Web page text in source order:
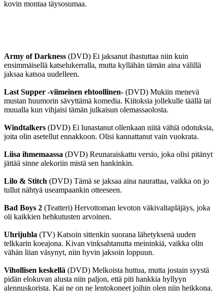
kovin montaa täysosumaa.
Army of Darkness (DVD) Ei jaksanut ihastuttaa niin kuin
ensimmäisellä katselukerralla, mutta kyllähän tämän aina välillä
jaksaa katsoa uudelleen.
Last Supper ‑viimeinen ehtoollinen- (DVD) Mukiin menevä
mustan huumorin sävyttämä komedia. Kiitoksia jollekulle täällä tai
muualla kun vihjaisi tämän julkaisun olemassaolosta.
Windtalkers (DVD) Ei lunastanut ollenkaan niitä vähiä odotuksia,
joita olin asetellut ennakkoon. Olisi kannattanut vain vuokrata.
Liisa ihmemaassa (DVD) Reunaraiskattu versio, joka olisi pitänyt
jättää sinne alekoriin mistä sen hankinkin.
Lilo & Stitch (DVD) Tämä se jaksaa aina naurattaa, vaikka on jo
tullut nähtyä useampaankin otteeseen.
Bad Boys 2 (Teatteri) Hervottoman levoton väkivaltapläjäys, joka
oli kaikkien hehkutusten arvoinen.
Uhrijuhla (TV) Katsoin sittenkin suorana lähetyksenä uuden
telkkarin koeajona. Kivan vinksahtanutta meininkiä, vaikka olin
vähän liian väsynyt, niin hyvin jaksoin loppuun.
Vihollisen keskellä (DVD) Melkoista huttua, mutta jostain syystä
pidän elokuvan alusta niin paljon, että piti hankkia hyllyyn
alennuskorista. Kai ne on ne lentokoneet joihin olen niin heikkona.